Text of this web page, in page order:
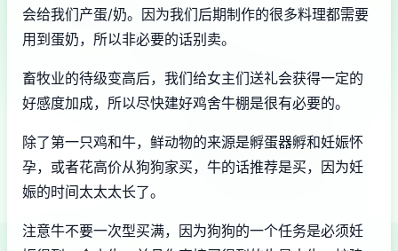
会给我们产蛋/奶。因为我们后期制作的很多料理都需要
用到蛋奶，所以非必要的话别卖。
畜牧业的待级变高后，我们给女主们送礼会获得一定的
好感度加成，所以尽快建好鸡舍牛棚是很有必要的。
除了第一只鸡和牛，鲜动物的来源是孵蛋器孵和妊娠怀
孕，或者花高价从狗狗家买，牛的话推荐是买，因为妊
娠的时间太太太长了。
注意牛不要一次型买满，因为狗狗的一个任务是必须妊